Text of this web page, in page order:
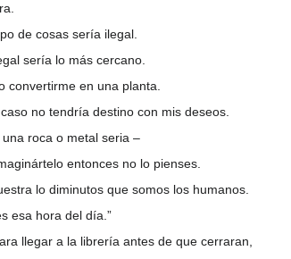
de cosas sería ilegal.
sería lo más cercano.
convertirme en una planta.
no tendría destino con mis deseos.
roca o metal seria –
entonces no lo pienses.
lo diminutos que somos los humanos.
esa hora del día.”
llegar a la librería antes de que cerraran,